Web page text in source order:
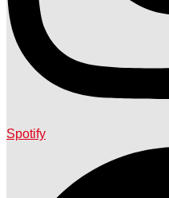
Spotify